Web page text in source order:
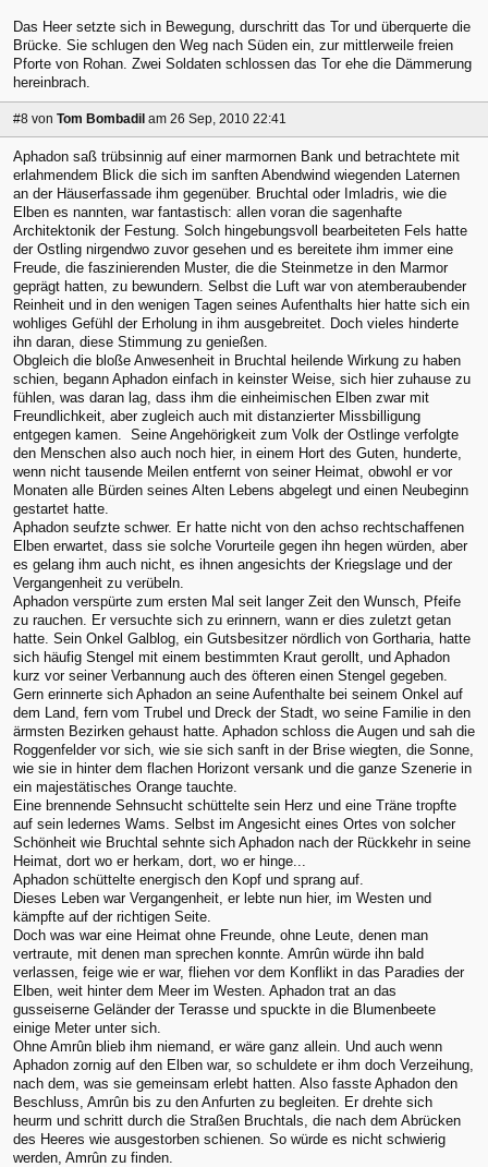
Das Heer setzte sich in Bewegung, durschritt das Tor und überquerte die
Brücke. Sie schlugen den Weg nach Süden ein, zur mittlerweile freien
Pforte von Rohan. Zwei Soldaten schlossen das Tor ehe die Dämmerung
hereinbrach.
#8 von Tom Bombadil am 26 Sep, 2010 22:41
Aphadon saß trübsinnig auf einer marmornen Bank und betrachtete mit
erlahmendem Blick die sich im sanften Abendwind wiegenden Laternen
an der Häuserfassade ihm gegenüber. Bruchtal oder Imladris, wie die
Elben es nannten, war fantastisch: allen voran die sagenhafte
Architektonik der Festung. Solch hingebungsvoll bearbeiteten Fels hatte
der Ostling nirgendwo zuvor gesehen und es bereitete ihm immer eine
Freude, die faszinierenden Muster, die die Steinmetze in den Marmor
geprägt hatten, zu bewundern. Selbst die Luft war von atemberaubender
Reinheit und in den wenigen Tagen seines Aufenthalts hier hatte sich ein
wohliges Gefühl der Erholung in ihm ausgebreitet. Doch vieles hinderte
ihn daran, diese Stimmung zu genießen.
Obgleich die bloße Anwesenheit in Bruchtal heilende Wirkung zu haben
schien, begann Aphadon einfach in keinster Weise, sich hier zuhause zu
fühlen, was daran lag, dass ihm die einheimischen Elben zwar mit
Freundlichkeit, aber zugleich auch mit distanzierter Missbilligung
entgegen kamen. Seine Angehörigkeit zum Volk der Ostlinge verfolgte
den Menschen also auch noch hier, in einem Hort des Guten, hunderte,
wenn nicht tausende Meilen entfernt von seiner Heimat, obwohl er vor
Monaten alle Bürden seines Alten Lebens abgelegt und einen Neubeginn
gestartet hatte.
Aphadon seufzte schwer. Er hatte nicht von den achso rechtschaffenen
Elben erwartet, dass sie solche Vorurteile gegen ihn hegen würden, aber
es gelang ihm auch nicht, es ihnen angesichts der Kriegslage und der
Vergangenheit zu verübeln.
Aphadon verspürte zum ersten Mal seit langer Zeit den Wunsch, Pfeife
zu rauchen. Er versuchte sich zu erinnern, wann er dies zuletzt getan
hatte. Sein Onkel Galblog, ein Gutsbesitzer nördlich von Gortharia, hatte
sich häufig Stengel mit einem bestimmten Kraut gerollt, und Aphadon
kurz vor seiner Verbannung auch des öfteren einen Stengel gegeben.
Gern erinnerte sich Aphadon an seine Aufenthalte bei seinem Onkel auf
dem Land, fern vom Trubel und Dreck der Stadt, wo seine Familie in den
ärmsten Bezirken gehaust hatte. Aphadon schloss die Augen und sah die
Roggenfelder vor sich, wie sie sich sanft in der Brise wiegten, die Sonne,
wie sie in hinter dem flachen Horizont versank und die ganze Szenerie in
ein majestätisches Orange tauchte.
Eine brennende Sehnsucht schüttelte sein Herz und eine Träne tropfte
auf sein ledernes Wams. Selbst im Angesicht eines Ortes von solcher
Schönheit wie Bruchtal sehnte sich Aphadon nach der Rückkehr in seine
Heimat, dort wo er herkam, dort, wo er hinge...
Aphadon schüttelte energisch den Kopf und sprang auf.
Dieses Leben war Vergangenheit, er lebte nun hier, im Westen und
kämpfte auf der richtigen Seite.
Doch was war eine Heimat ohne Freunde, ohne Leute, denen man
vertraute, mit denen man sprechen konnte. Amrûn würde ihn bald
verlassen, feige wie er war, fliehen vor dem Konflikt in das Paradies der
Elben, weit hinter dem Meer im Westen. Aphadon trat an das
gusseiserne Geländer der Terasse und spuckte in die Blumenbeete
einige Meter unter sich.
Ohne Amrûn blieb ihm niemand, er wäre ganz allein. Und auch wenn
Aphadon zornig auf den Elben war, so schuldete er ihm doch Verzeihung,
nach dem, was sie gemeinsam erlebt hatten. Also fasste Aphadon den
Beschluss, Amrûn bis zu den Anfurten zu begleiten. Er drehte sich
heurm und schritt durch die Straßen Bruchtals, die nach dem Abrücken
des Heeres wie ausgestorben schienen. So würde es nicht schwierig
werden, Amrûn zu finden.